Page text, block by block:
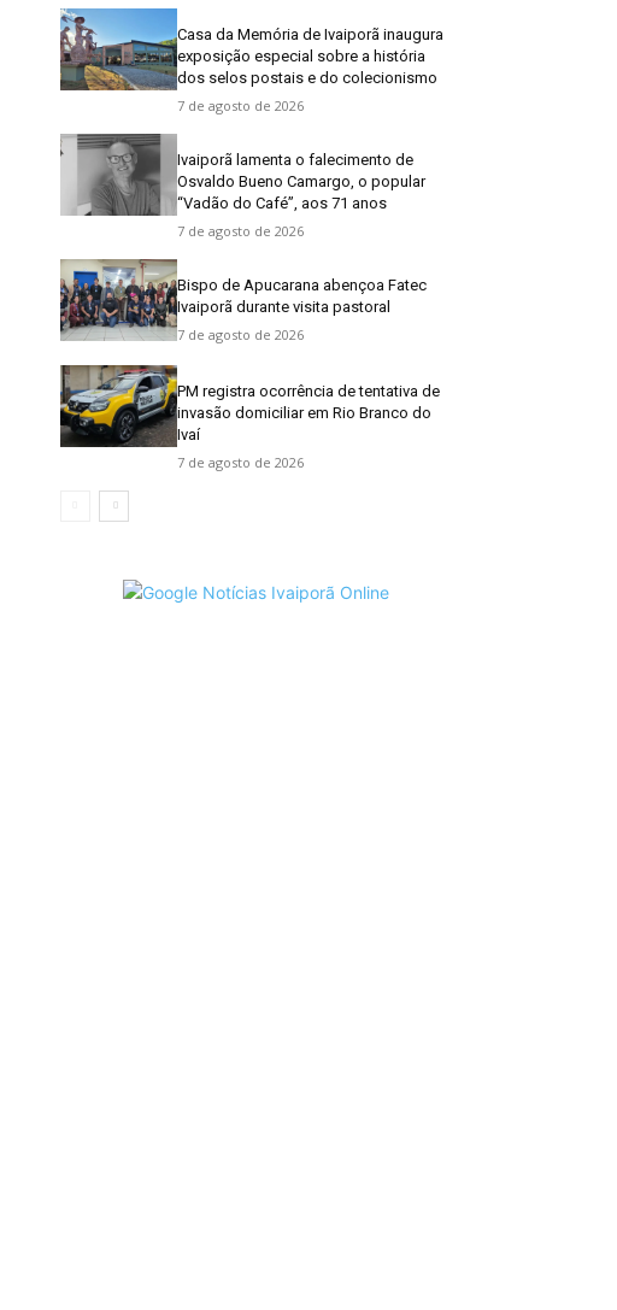
Casa da Memória de Ivaiporã inaugura
exposição especial sobre a história
dos selos postais e do colecionismo
7 de agosto de 2026
Ivaiporã lamenta o falecimento de
Osvaldo Bueno Camargo, o popular
“Vadão do Café”, aos 71 anos
7 de agosto de 2026
Bispo de Apucarana abençoa Fatec
Ivaiporã durante visita pastoral
7 de agosto de 2026
PM registra ocorrência de tentativa de
invasão domiciliar em Rio Branco do
Ivaí
7 de agosto de 2026